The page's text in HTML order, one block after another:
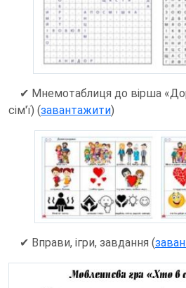
✔ Мнемотаблиця до вірша
сім'ї) (завантажити)
✔ Вправи, ігри, завдання (